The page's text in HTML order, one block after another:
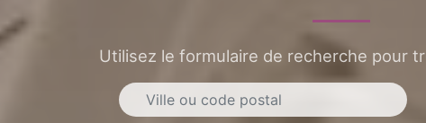
Utilisez le formulaire de recherche pour